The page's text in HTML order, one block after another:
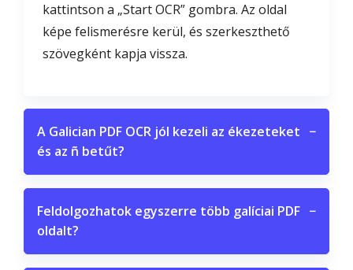
kattintson a „Start OCR” gombra. Az oldal
képe felismerésre kerül, és szerkeszthető
szövegként kapja vissza.
A Galician PDF OCR jól kezeli az ékezeteket
és az ñ betűt?
−
Feldolgozhatok egyszerre több galíciai PDF
oldalt?
−